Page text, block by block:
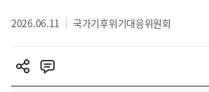
2026.06.11 국가기후위기대응위원회